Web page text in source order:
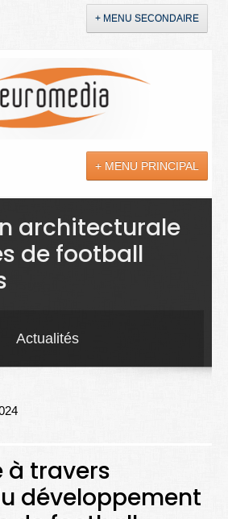
+ MENU SECONDAIRE
+ MENU PRINCIPAL
architecturale
de football
Actualités
à travers
développement